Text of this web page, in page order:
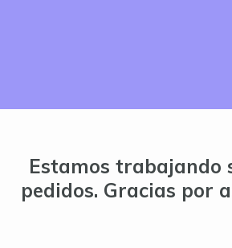
Estamos trabajando
pedidos. Gracias por